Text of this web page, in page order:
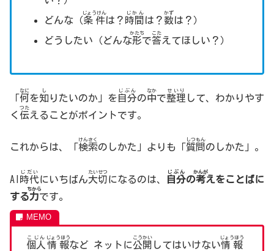
どんな（条件
じょうけん
は？ 時間
じかん
は？ 数
かず
は？）
どうしたい（どんな形
かたち
で答
こた
えてほしい？）
「何
なに
を知
し
りたいのか」を 自分
じぶん
の中
なか
で整理
せいり
して、わかりやす
く 伝
つた
えることがポイントです。
これからは、「検索
けんさく
のしかた」よりも「質問
しつもん
のしかた」。
AI 時代
じだい
にいちばん大切
たいせつ
になるのは、 自分
じぶん
の考
かんが
えをことばに
する力
ちから
です。
個人
こじん
情報
じょうほう
など ネットに公開
こうかい
してはいけない情報
じょうほう